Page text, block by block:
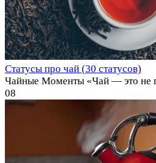
Статусы про чай (30 статусов)
Чайные Моменты «Чай — это не
08